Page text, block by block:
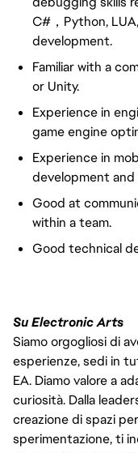
C#，Python,
development.
Familiar with a
or Unity.
Experience in
game engine
Experience in
development
Good at
within a team.
Good technical
Su Electronic Arts
Siamo orgogliosi di
esperienze, sedi in
EA. Diamo valore a
curiosità. Dalla
creazione di spazi
sperimentazione, ti